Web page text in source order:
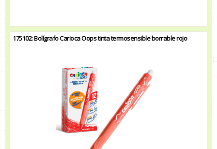
175102: Bolígrafo Carioca Oops tinta termosensible borrable rojo